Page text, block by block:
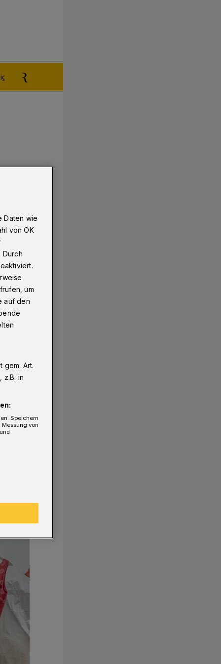
aufgeben
Daten wie
von OK
Durch
um
auf den
gem. Art.
z.B. in
Speichern
von